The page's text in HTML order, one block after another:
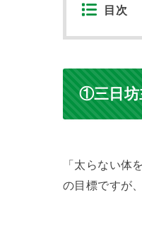
目次
①三日坊
「太らない体
の目標ですが